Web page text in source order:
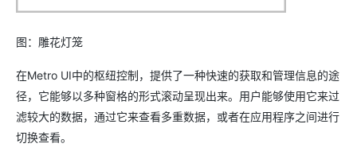
图：雕花灯笼
在Metro UI中的枢纽控制，提供了一种快速的获取和管理信息的途
径，它能够以多种窗格的形式滚动呈现出来。用户能够使用它来过
滤较大的数据，通过它来查看多重数据，或者在应用程序之间进行
切换查看。